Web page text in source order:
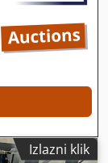
Izlazni klik